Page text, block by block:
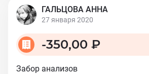
ГАЛЬЦОВА АННА
27 января 2020
-350,00 ₽
Забор анализов